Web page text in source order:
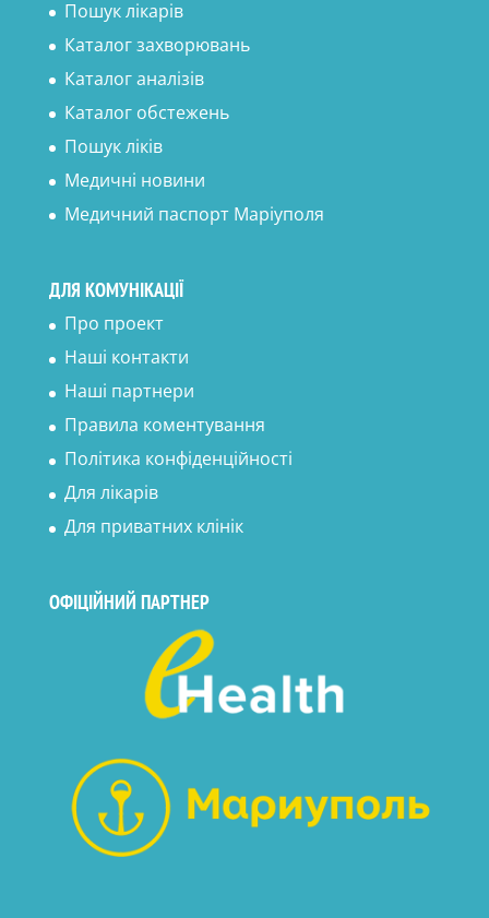
Пошук лікарів
Каталог захворювань
Каталог аналізів
Каталог обстежень
Пошук ліків
Медичні новини
Медичний паспорт Маріуполя
ДЛЯ КОМУНІКАЦІЇ
Про проект
Наші контакти
Наші партнери
Правила коментування
Політика конфіденційності
Для лікарів
Для приватних клінік
ОФІЦІЙНИЙ ПАРТНЕР